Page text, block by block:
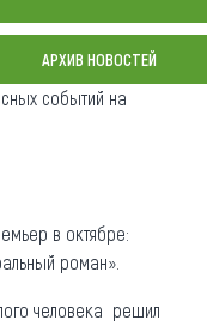
АРХИВ НОВОСТЕЙ
событий на
в октябре:
роман».
человека решил